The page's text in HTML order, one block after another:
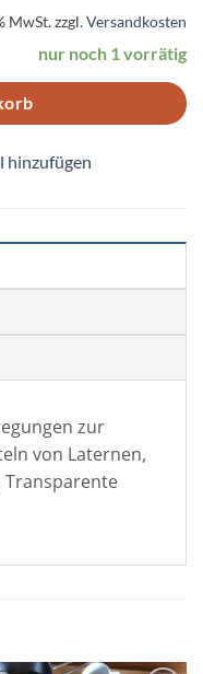
MwSt.zzgl.Versandkosten
nur noch 1 vorrätig
hinzufügen
zur
von Laternen,